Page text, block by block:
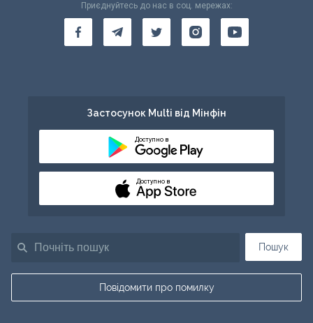
Пошук
Повідомити про помилку
Приєднуйтесь до нас в соц. мережах:
Застосунок Multi від Мінфін
Доступно в
Доступно в